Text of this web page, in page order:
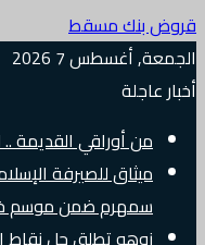
قروض بنك مسقط
الجمعة, أغسطس 7 2026
أخبار عاجلة
من أوراقي القديمة ..
ميثاق للصيرفة
سمهرم ضمن موسم